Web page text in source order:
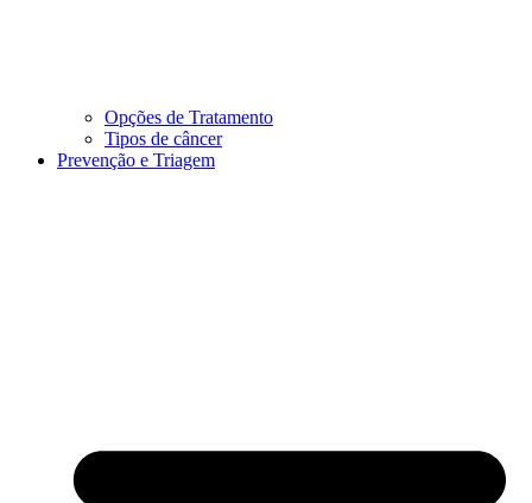
Opções de Tratamento
Tipos de câncer
Prevenção e Triagem